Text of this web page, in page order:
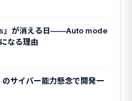
」が消える日——Auto mode
なる理由
サイバー能力懸念で開発一